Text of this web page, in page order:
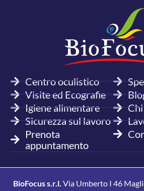
Centro oculistico
Visite ed Ecografie
Igiene alimentare
Sicurezza sul lavoro
Prenota
appuntamento
BioFocus s.r.l. Via Umberto I 46